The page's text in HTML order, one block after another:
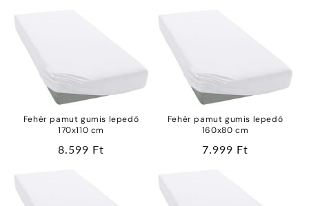
Fehér pamut gumis lepedő
170x110 cm
Normál
8.599 Ft
Fehér pamut gumis lepedő
160x80 cm
Normál
7.999 Ft